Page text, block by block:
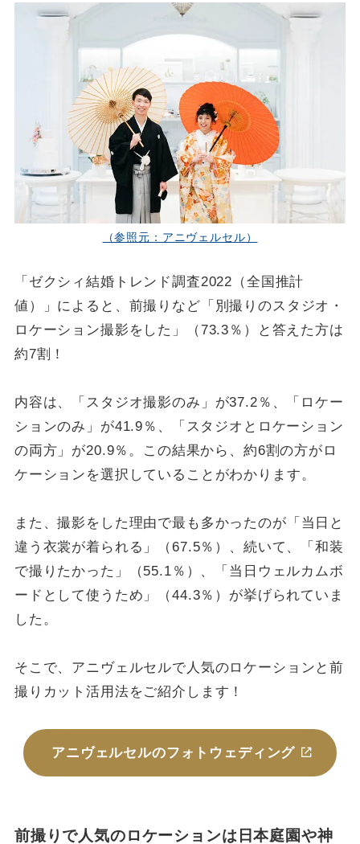
（参照元：アニヴェルセル）
「ゼクシィ結婚トレンド調査2022（全国推計
値）」によると、前撮りなど「別撮りのスタジオ・
ロケーション撮影をした」（73.3％）と答えた方は
約7割！
内容は、「スタジオ撮影のみ」が37.2％、「ロケー
ションのみ」が41.9％、「スタジオとロケーション
の両方」が20.9％。この結果から、約6割の方がロ
ケーションを選択していることがわかります。
また、撮影をした理由で最も多かったのが「当日と
違う衣裳が着られる」（67.5％）、続いて、「和装
で撮りたかった」（55.1％）、「当日ウェルカムボ
ードとして使うため」（44.3％）が挙げられていま
した。
そこで、アニヴェルセルで人気のロケーションと前
撮りカット活用法をご紹介します！
アニヴェルセルのフォトウェディング
前撮りで人気のロケーションは日本庭園や神